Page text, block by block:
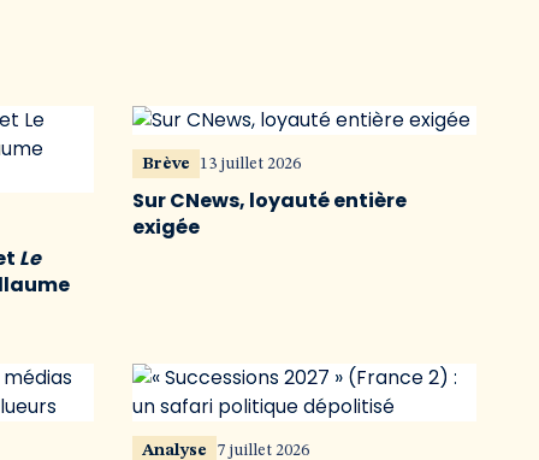
Le
Brève 13 juillet 2026
Sur CNews, loyauté entière
exigée
Analyse 7 juillet 2026